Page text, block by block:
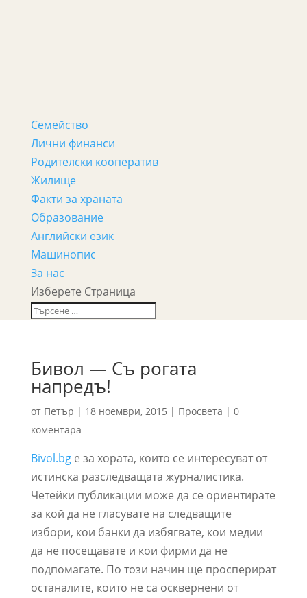
Семейство
Лични финанси
Родителски кооператив
Жилище
Факти за храната
Образование
Английски език
Машинопис
За нас
Изберете Страница
Бивол — Съ рогата
напредъ!
от Петър | 18 ноември, 2015 | Просвета | 0
коментара
Bivol.bgе за хората, които се интересуват от
истинска разследващата журналистика.
Четейки публикации може да се ориентирате
за кой да не гласувате на следващите
избори, кои банки да избягвате, кои медии
да не посещавате и кои фирми да не
подпомагате. По този начин ще просперират
останалите, които не са осквернени от